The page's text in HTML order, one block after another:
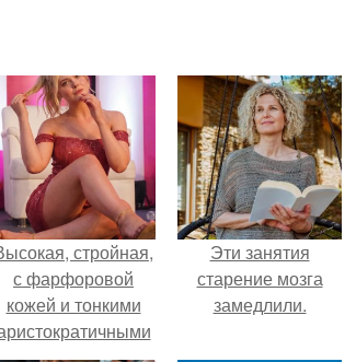
стройная,
с фарфоровой
кожей и тонкими
Эти занятия
старение мозга
замедлили.